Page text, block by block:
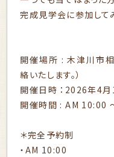
完成見学会に参加して
開催場所 : 木津川市
絡いたします。）
開催日時 ：2026年4月
開催時間 : AM 10:00
＊完全予約制
・AM 10:00